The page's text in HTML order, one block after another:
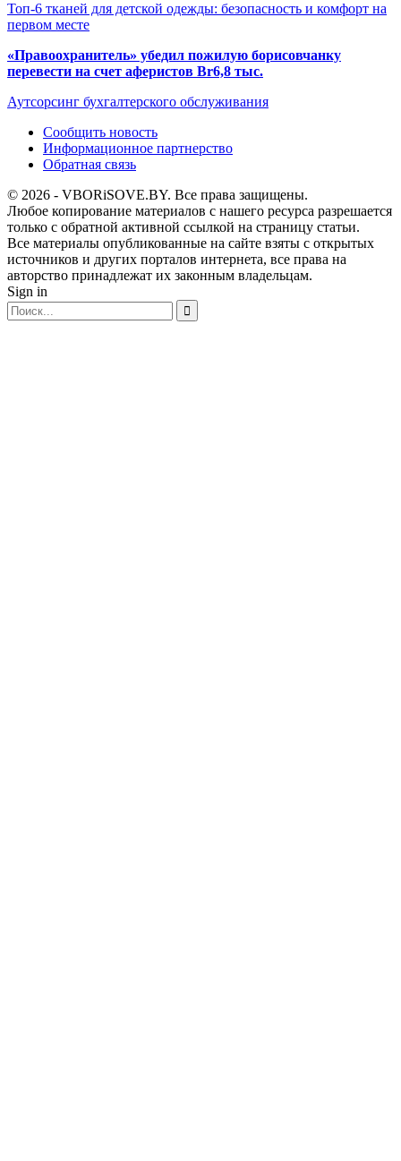
Топ-6 тканей для детской одежды: безопасность и комфорт на
первом месте
«Правоохранитель» убедил пожилую борисовчанку
перевести на счет аферистов Br6,8 тыс.
Аутсорсинг бухгалтерского обслуживания
Сообщить новость
Информационное партнерство
Обратная связь
© 2026 - VBORiSOVE.BY. Все права защищены.
Любое копирование материалов с нашего ресурса разрешается
только с обратной активной ссылкой на страницу статьи.
Все материалы опубликованные на сайте взяты с открытых
источников и других порталов интернета, все права на
авторство принадлежат их законным владельцам.
Sign in